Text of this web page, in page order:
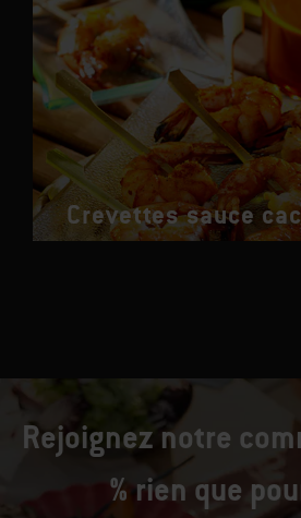
Crevettes sauce
Rejoignez notre
% rien que